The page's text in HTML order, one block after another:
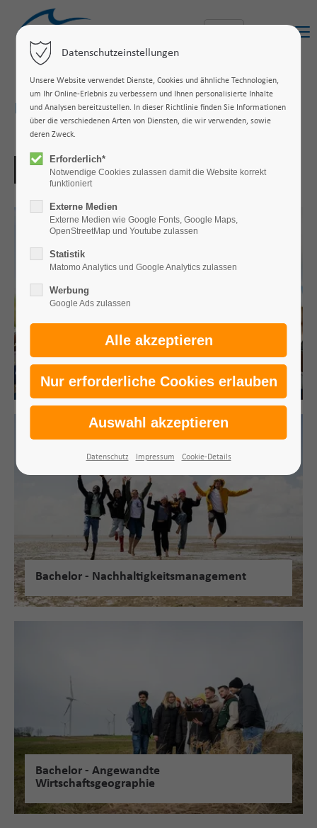
Interessenstest
Bachelor - Nachhaltigkeitsmanagement
Bachelor - Angewandte
Wirtschaftsgeographie
Datenschutzeinstellungen
Unsere Website verwendet Dienste, Cookies und ähnliche Technologien,
um Ihr Online-Erlebnis zu verbessern und Ihnen personalisierte Inhalte
und Analysen bereitzustellen. In dieser Richtlinie finden Sie Informationen
über die verschiedenen Arten von Diensten, die wir verwenden, sowie
deren Zweck.
Erforderlich*
Notwendige Cookies zulassen damit die Website korrekt
funktioniert
Externe Medien
Externe Medien wie Google Fonts, Google Maps,
OpenStreetMap und Youtube zulassen
Statistik
Matomo Analytics und Google Analytics zulassen
Werbung
Google Ads zulassen
Datenschutz Impressum Cookie-Details